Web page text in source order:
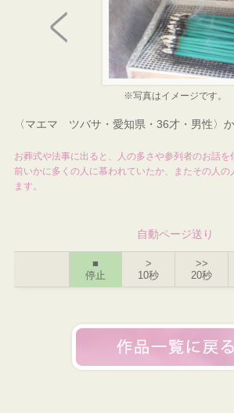
※写真はイメージです。
〈マエマ ツバサ・愛知県・36才・男性〉
お葬式や法事に出ると、人の多さや参列者のお話を
前いかに多くの人に慕われていたか、またその人の
ます。
自動ページ送り
■
停止
>
10秒
>>
20秒